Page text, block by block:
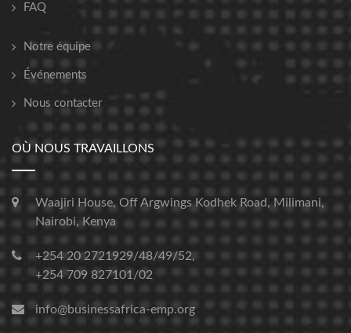
FAQ
Notre équipe
Événements
Nous contacter
OÙ NOUS TRAVAILLONS
Waajiri House, Off Argwings Kodhek Road, Milimani,
Nairobi, Kenya
+254 20 2721929/48/49/52,
+254 709 827101/02
info@businessafrica-emp.org